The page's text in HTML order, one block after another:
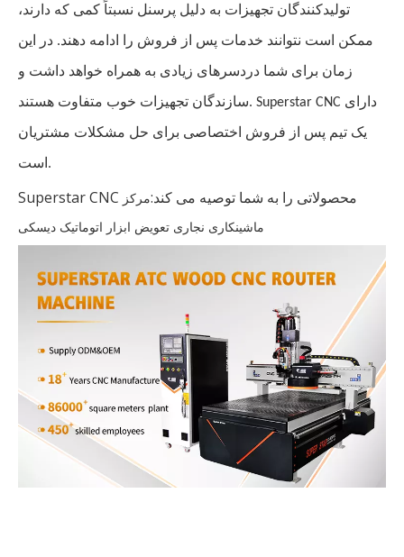
تولیدکنندگان تجهیزات به دلیل پرسنل نسبتاً کمی که دارند،
ممکن است نتوانند خدمات پس از فروش را ادامه دهند. در این
زمان برای شما دردسرهای زیادی به همراه خواهد داشت و
سازندگان تجهیزات خوب متفاوت هستند. Superstar CNC دارای
یک تیم پس از فروش اختصاصی برای حل مشکلات مشتریان
است.
Superstar CNC محصولاتی را به شما توصیه می کند:مرکز
ماشینکاری نجاری تعویض ابزار اتوماتیک دیسکی